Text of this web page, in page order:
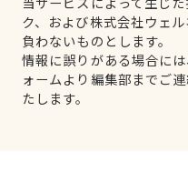
ク、および株式会社ウェ
負わないものとします。
情報に誤りがある場合に
ォームより編集部までご
たします。